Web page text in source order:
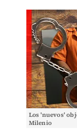
Los 'nuevos'
Milenio